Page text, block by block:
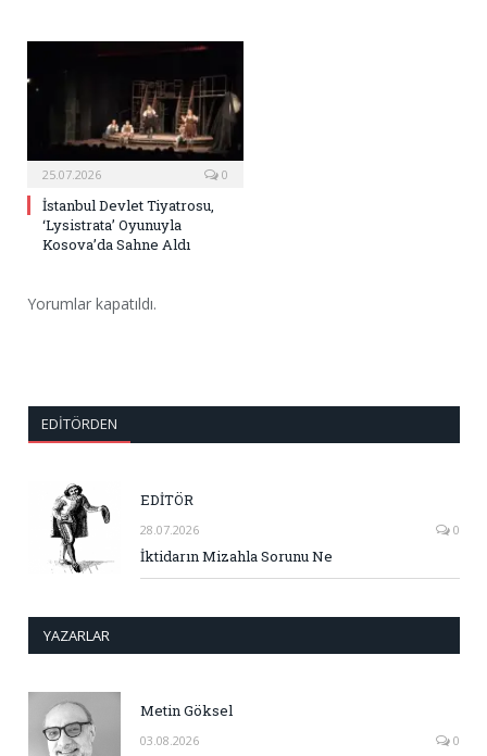
25.07.2026 0
İstanbul Devlet Tiyatrosu,
‘Lysistrata’ Oyunuyla
Kosova’da Sahne Aldı
Yorumlar kapatıldı.
EDITÖRDEN
EDİTÖR
28.07.2026 0
İktidarın Mizahla Sorunu Ne
YAZARLAR
Metin Göksel
03.08.2026 0